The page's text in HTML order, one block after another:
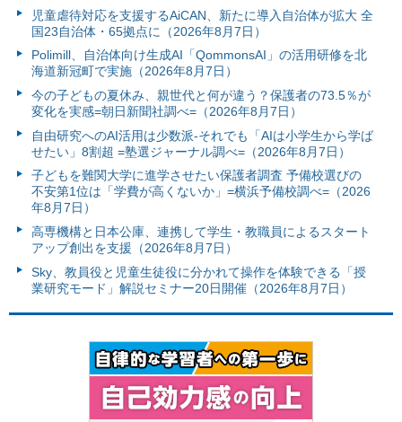
児童虐待対応を支援するAiCAN、新たに導入自治体が拡大 全
国23自治体・65拠点に（2026年8月7日）
Polimill、自治体向け生成AI「QommonsAI」の活用研修を北
海道新冠町で実施（2026年8月7日）
今の子どもの夏休み、親世代と何が違う？保護者の73.5％が
変化を実感=朝日新聞社調べ=（2026年8月7日）
自由研究へのAI活用は少数派-それでも「AIは小学生から学ば
せたい」8割超 =塾選ジャーナル調べ=（2026年8月7日）
子どもを難関大学に進学させたい保護者調査 予備校選びの
不安第1位は「学費が高くないか」=横浜予備校調べ=（2026
年8月7日）
高専機構と日本公庫、連携して学生・教職員によるスタート
アップ創出を支援（2026年8月7日）
Sky、教員役と児童生徒役に分かれて操作を体験できる「授
業研究モード」解説セミナー20日開催（2026年8月7日）